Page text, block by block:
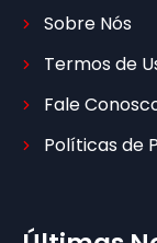
Sobre Nós
Termos de
Fale
Políticas de